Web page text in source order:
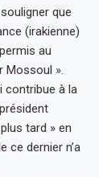
que
(irakienne)
au
Mossoul ».
contribue à la
tard » en
ce dernier n’a